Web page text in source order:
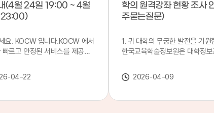
(4월 24일 19:00 ~ 4월
요. KOCW 입니다.KOCW 에서
빠르고 안정된 서비스를 제공하
서비스 점검 작업 일시 : 4월
) 19:00 ~ 4월 25일(토) 23:00
지될 예정이오니, 이 점 양해하
04-22
학의 원격강좌 현황 조사
주묻는질문)
1. 귀 대학의 무궁한 발전을 기원
한국교육학술정보원은 대학정
본 조사는 2025. 3. 1~2026. 2.
에 운영된 원격강좌(이러닝) 현
강좌(12-바)'에 데이터를 연계할
2026-04-09